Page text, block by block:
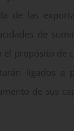
de las
de
propósito de
ligados a
de sus